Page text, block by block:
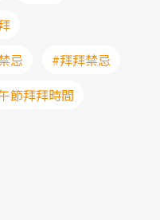
忌
#拜拜禁忌
節拜拜時間